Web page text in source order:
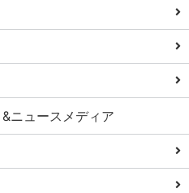
ニュースメディア